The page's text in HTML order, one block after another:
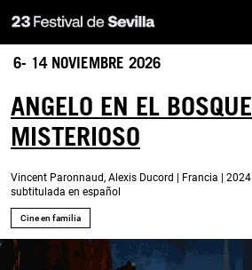
Pasar
al
contenido
6- 14 NOVIEMBRE 2026
Cine en familia
ANGELO EN EL BOSQUE
MISTERIOSO
Vincent Paronnaud, Alexis Ducord | Francia |
subtitulada en español